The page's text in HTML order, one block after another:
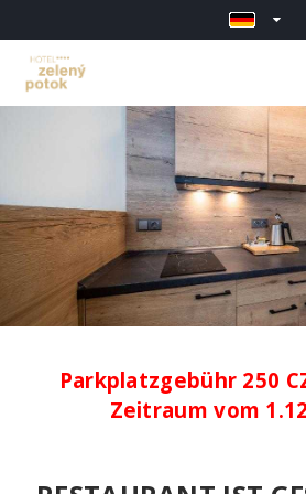
Parkplatzgebühr 250
Zeitraum vom